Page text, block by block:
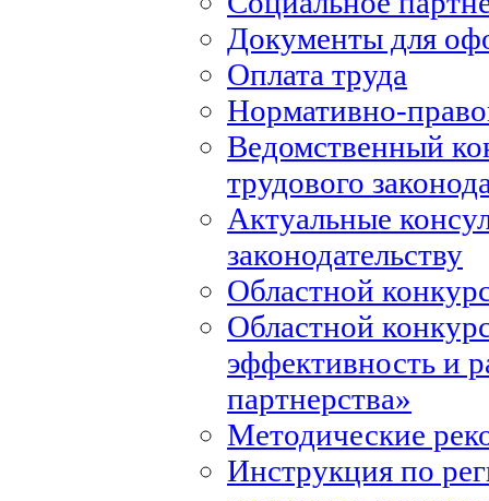
Документы для
Оплата труда
Нормативно-
Ведомственный
трудового
Актуальные
законодательству
Областной
Областной
эффективность и
партнерства»
Методические
Инструкция по